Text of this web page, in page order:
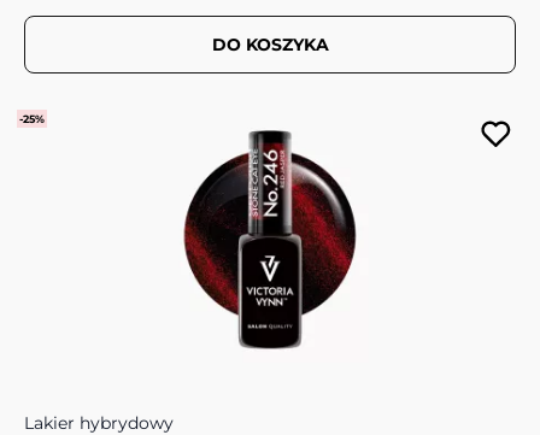
DO KOSZYKA
-25%
Lakier hybrydowy